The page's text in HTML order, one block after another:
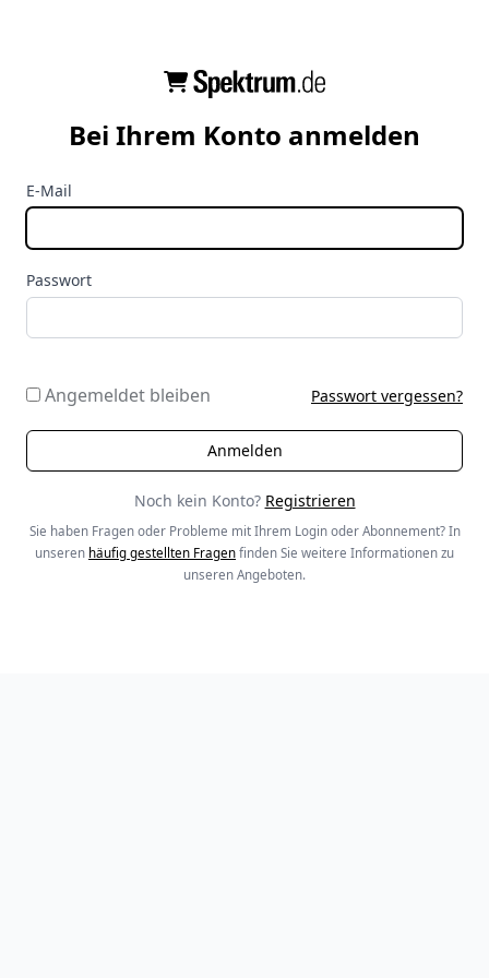
Bei Ihrem Konto anmelden
E-Mail
Passwort
Angemeldet bleiben Passwort vergessen?
Noch kein Konto? Registrieren
Sie haben Fragen oder Probleme mit Ihrem Login oder Abonnement? In
unseren häufig gestellten Fragen finden Sie weitere Informationen zu
unseren Angeboten.